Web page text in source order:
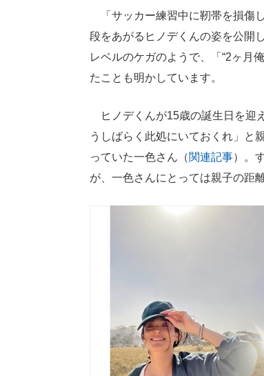
「サッカー練習中に靭帯を損傷
段をあがるヒノデくんの姿を公開
レベルのケガのようで、「“2ヶ月
たことも明かしています。
ヒノデくんが15歳の誕生日を迎
うしばらく此処にいておくれ」と
っていた一色さん（関連記事）。
が、一色さんにとっては親子の距